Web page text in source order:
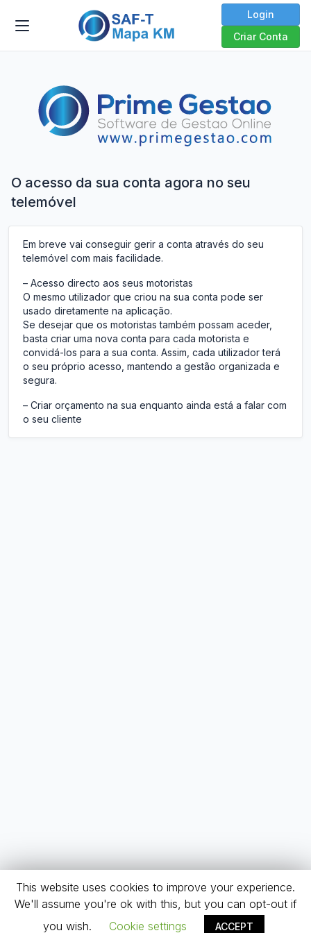
Login
Criar Conta
O acesso da sua conta agora no seu
telemóvel
Em breve vai conseguir gerir a conta através do seu
telemóvel com mais facilidade.
– Acesso directo aos seus motoristas
O mesmo utilizador que criou na sua conta pode ser
usado diretamente na aplicação.
Se desejar que os motoristas também possam aceder,
basta criar uma nova conta para cada motorista e
convidá-los para a sua conta. Assim, cada utilizador terá
o seu próprio acesso, mantendo a gestão organizada e
segura.
– Criar orçamento na sua enquanto ainda está a falar com
o seu cliente
This website uses cookies to improve your experience.
We'll assume you're ok with this, but you can opt-out if
you wish.
Cookie settings ACCEPT